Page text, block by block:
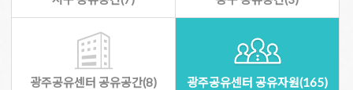
광주공유센터 공유공간(8) 광주공유센터 공유자원(165)